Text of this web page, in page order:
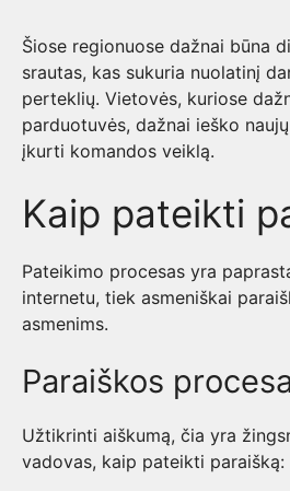
Šiose regionuose dažnai būna
srautas, kas sukuria nuolatinį
perteklių. Vietovės, kuriose
parduotuvės, dažnai ieško
įkurti komandos veiklą.
Kaip pateikti
Pateikimo procesas yra
internetu, tiek asmeniškai
asmenims.
Paraiškos
Užtikrinti aiškumą, čia yra
vadovas, kaip pateikti paraišką: